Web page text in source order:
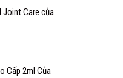
Joint Care của
Cấp 2ml Của